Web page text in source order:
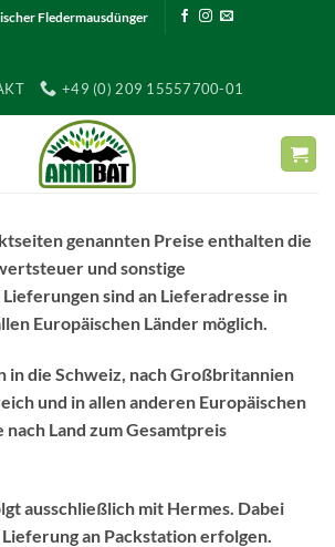
Fledermausdünger
+49 (0) 209 15557700-01
genannten Preise enthalten die
und sonstige
sind an Lieferadresse in
Europäischen Länder möglich.
in die Schweiz, nach Großbritannien
und in allen anderen Europäischen
Land zum Gesamtpreis
ausschließlich mit Hermes. Dabei
an Packstation erfolgen.